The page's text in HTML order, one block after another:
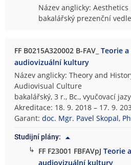
Název anglicky: Aesthetics
bakalářský prezenční
FF B0215A320002 B-FAV_Teorie
audiovizuální kultury
Název anglicky: Theory and
Audiovisual Culture
bakalářský, 3 r., Bc., vyučovací
Akreditace: 18. 9. 2018 – 17. 9.
Garant:doc. Mgr. Pavel Skopal,
Studijní plány:
↳ FF F23001 FBFAVpJTeorie
audiovizuální kultury